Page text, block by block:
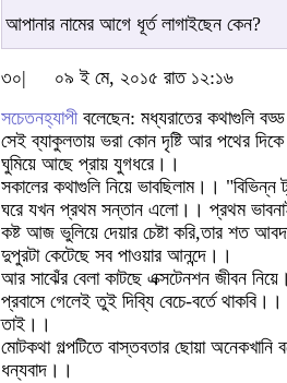
আপানার নামের আগে ধূর্ত লাগাইছেন কেন?
৩০|
০৯ ই মে, ২০১৫ রাত ১২:১৬
সচেতনহ্যাপীবলেছেন: মধ্যরাতের কথাগুলি
সেই ব্যাকুলতায় ভরা কোন দৃষ্টি আর পথের
ঘুমিয়ে আছে প্রায় যুগধরে।।
সকালের কথাগুলি নিয়ে ভাবছিলাম।। "বিভিন্ন
ঘরে যখন প্রথম সন্তান এলো।। প্রথম
কষ্ট আজ ভুলিয়ে দেয়ার চেষ্টা করি,তার শত
দুপুরটা কেটেছে সব পাওয়ার আনন্দে।।
আর সাঝেঁর বেলা কাটছে এক্সটেনশন জীবন
প্রবাসে গেলেই তুই দিব্যি বেচে-বর্তে
তাই।।
মোটকথা গল্পটিতে বাস্তবতার ছোয়া
ধন্যবাদ।।